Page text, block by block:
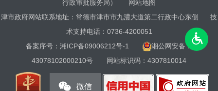
行政审批服务局）
网站地图
津市政府网站联系地址：常德市津市市九澧大道第二行政中心东侧
技
术支持电话：0736-4200051
备案序号： 湘ICP备09006212号-1
湘公网安备：
43078102000210号
网站标识码：4307810014
微信